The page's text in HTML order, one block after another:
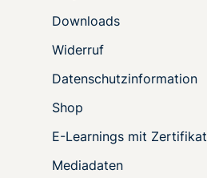
Downloads
Widerruf
Datenschutzinformation
Shop
E-Learnings mit Zertifikat
Mediadaten